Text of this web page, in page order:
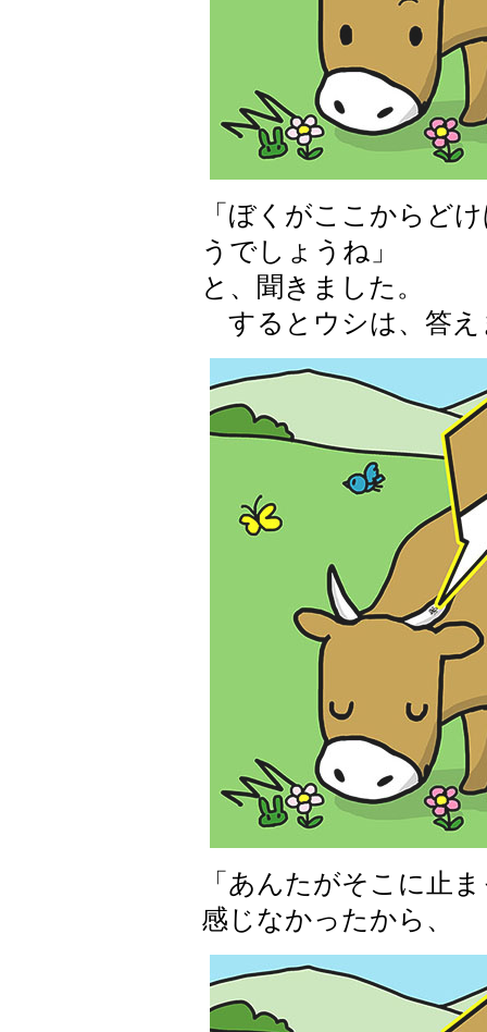
「ぼくがここからど
うでしょうね」
と、聞きました。
するとウシは、答え
「あんたがそこに止
感じなかったから、